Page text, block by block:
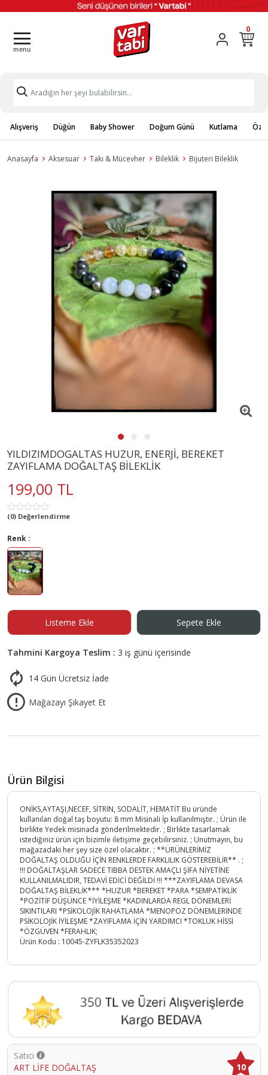
0
Alışveriş Düğün Baby Shower Doğum Günü Kutlama
Anasayfa Aksesuar Takı & Mücevher Bileklik Bijuteri Bileklik
YILDIZIMDOGALTAS HUZUR, ENERJİ, BEREKET
ZAYIFLAMA DOĞALTAŞ BİLEKLİK
199,00 TL
(0) Değerlendirme
Renk :
Listeme Ekle Sepete Ekle
Tahmini Kargoya Teslim : 3 iş günü içerisinde
14 Gün Ücretsiz İade
Mağazayı Şikayet Et
Ürün Bilgisi
ONİKS,AYTAŞI,NECEF, SİTRİN, SODALİT, HEMATİT Bu üründe
kullanılan doğal taş boyutu: 8 mm Misinali İp kullanılmıştır. ; Ürün ile
birlikte Yedek misinada gönderilmektedir. ; Birlikte tasarlamak
istediğiniz ürün için bizimle iletişime geçebilirsiniz. ; Unutmayın, bu
mağazadaki her şey size özel olacaktır. ; **ÜRÜNLERİMİZ
DOĞALTAŞ OLDUĞU İÇİN RENKLERDE FARKLILIK GÖSTEREBİLİR** . ;
!!! DOĞALTAŞLAR SADECE TIBBA DESTEK AMAÇLI ŞİFA NİYETİNE
KULLANILMALIDIR, TEDAVİ EDİCİ DEĞİLDİ !!! ***ZAYIFLAMA DEVASA
DOĞALTAŞ BİLEKLİK*** *HUZUR *BEREKET *PARA *SEMPATİKLİK
*POZİTİF DÜŞÜNCE *İYİLEŞME *KADINLARDA REGL DÖNEMLERİ
SIKINTILARI *PSİKOLOJİK RAHATLAMA *MENOPOZ DÖNEMLERİNDE
PSİKOLOJİK İYİLEŞME *ZAYIFLAMA İÇİN YARDIMCI *TOKLUK HİSSİ
*ÖZGÜVEN *FERAHLIK;
Ürün Kodu : 10045-ZYFLK35352023
Satıcı
ART LİFE DOĞALTAŞ
10